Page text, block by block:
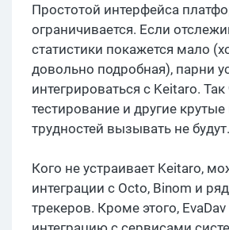
Простотой интерфейса
ограничивается. Если
статистики покажется мало
довольно подробная), парни
интегрироваться с Keitaro. Так
тестирование и другие
трудностей вызывать не будут.
Кого не устраивает Keitaro,
интеграции с Оcto, Binom и
трекеров. Кроме этого,